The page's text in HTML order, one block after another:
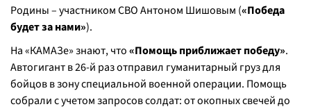
Родины – участником СВО Антоном Шишовым («Победа
будет за нами»).
На «КАМАЗе» знают, что«Помощь приближает победу».
Автогигант в 26-й раз отправил гуманитарный груз для
бойцов в зону специальной военной операции. Помощь
собрали с учетом запросов солдат: от окопных свечей до